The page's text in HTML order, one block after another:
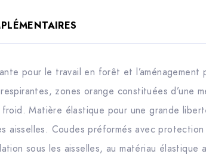
pour le travail en forêt et l’aménagement
zones orange constituées d’une
Matière élastique pour une grande
aisselles. Coudes préformés avec
sous les aisselles, au matériau élastique